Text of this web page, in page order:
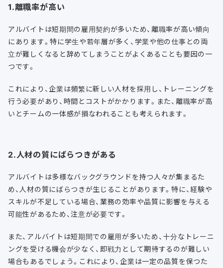
1.離職率が高い
アルバイトは短期間の雇用契約が多いため、離職率が高い傾向
にあります。特に学生や若年層が多く、学業や他の仕事との両
立が難しくなると辞めてしまうことがよくあることも要因の一
つです。
これにより、企業は頻繁に新しい人材を採用し、トレーニングを
行う必要があり、時間とコストがかかります。また、離職率が高
いとチームの一体感が損なわれることも考えられます。
2.人材の質にばらつきがある
アルバイトは多様なバックグラウンドを持つ人々が集まるた
め、人材の質にばらつきが生じることがあります。特に、経験や
スキルが不足している場合、業務の効率や品質に影響を与える
可能性があるため、注意が必要です。
また、アルバイトは短期間での雇用が多いため、十分なトレーニ
ングを受ける機会が少なく、即戦力として期待するのが難しい
場合もあるでしょう。これにより、企業は一定の品質を保つた